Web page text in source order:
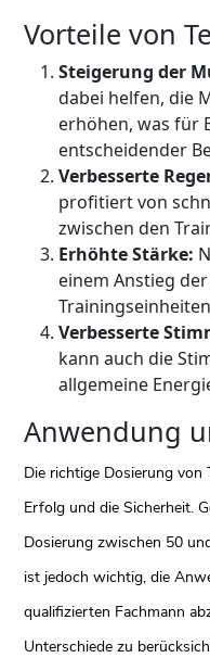
Vorteile von
Steigerung der
dabei helfen, die
erhöhen, was für
entscheidender
Verbesserte
profitiert von
zwischen den
Erhöhte Stärke:
einem Anstieg
Verbesserte
kann auch die
allgemeine
Anwendung
Die richtige Dosierung
Erfolg und die Sicherheit.
Dosierung zwischen 50
ist jedoch wichtig, die
qualifizierten Fachmann
Unterschiede zu